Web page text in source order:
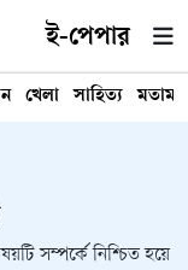
ই-পেপার
খেলা সাহিত্য মতামত
সম্পর্কে নিশ্চিত হয়ে